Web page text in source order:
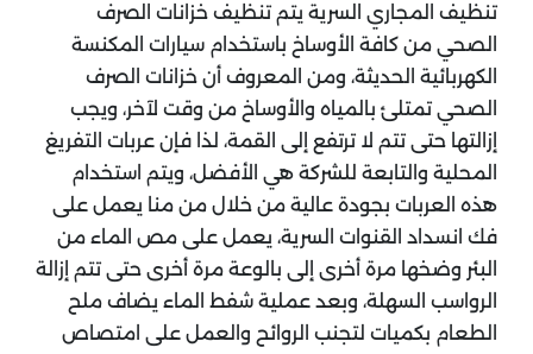
تنظيف المجاري السرية يتم تنظيف خزانات الصرف
الصحي من كافة الأوساخ باستخدام سيارات المكنسة
الكهربائية الحديثة، ومن المعروف أن خزانات الصرف
الصحي تمتلئ بالمياه والأوساخ من وقت لآخر، ويجب
إزالتها حتى تتم لا ترتفع إلى القمة، لذا فإن عربات التفريغ
المحلية والتابعة للشركة هي الأفضل، ويتم استخدام
هذه العربات بجودة عالية من خلال من منا يعمل على
فك انسداد القنوات السرية، يعمل على مص الماء من
البئر وضخها مرة أخرى إلى بالوعة مرة أخرى حتى تتم إزالة
الرواسب السهلة، وبعد عملية شفط الماء يضاف ملح
الطعام بكميات لتجنب الروائح والعمل على امتصاص